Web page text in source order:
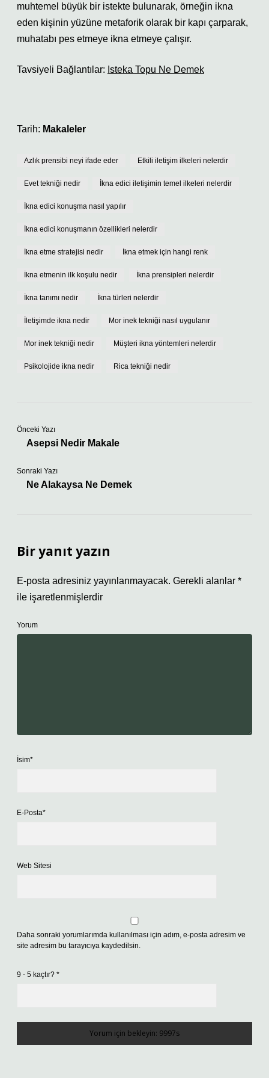
muhtemel büyük bir istekte bulunarak, örneğin ikna
eden kişinin yüzüne metaforik olarak bir kapı çarparak,
muhatabı pes etmeye ikna etmeye çalışır.
Tavsiyeli Bağlantılar: Isteka Topu Ne Demek
Tarih: Makaleler
Azlık prensibi neyi ifade eder Etkili iletişim ilkeleri nelerdir
Evet tekniği nedir İkna edici iletişimin temel ilkeleri nelerdir
İkna edici konuşma nasıl yapılır
İkna edici konuşmanın özellikleri nelerdir
İkna etme stratejisi nedir İkna etmek için hangi renk
İkna etmenin ilk koşulu nedir İkna prensipleri nelerdir
İkna tanımı nedir İkna türleri nelerdir
İletişimde ikna nedir Mor inek tekniği nasıl uygulanır
Mor inek tekniği nedir Müşteri ikna yöntemleri nelerdir
Psikolojide ikna nedir Rica tekniği nedir
Önceki Yazı
Asepsi Nedir Makale
Sonraki Yazı
Ne Alakaysa Ne Demek
Bir yanıt yazın
E-posta adresiniz yayınlanmayacak. Gerekli alanlar *
ile işaretlenmişlerdir
Yorum
İsim*
E-Posta*
Web Sitesi
Daha sonraki yorumlarımda kullanılması için adım, e-posta adresim ve
site adresim bu tarayıcıya kaydedilsin.
9 - 5 kaçtır? *